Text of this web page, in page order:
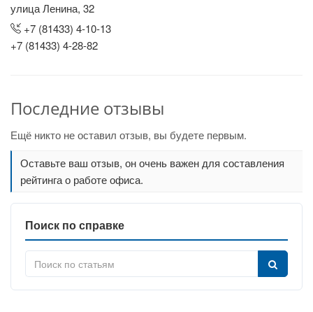
улица Ленина, 32
+7 (81433) 4-10-13
+7 (81433) 4-28-82
Последние отзывы
Ещё никто не оставил отзыв, вы будете первым.
Оставьте ваш отзыв, он очень важен для составления
рейтинга о работе офиса.
Поиск по справке